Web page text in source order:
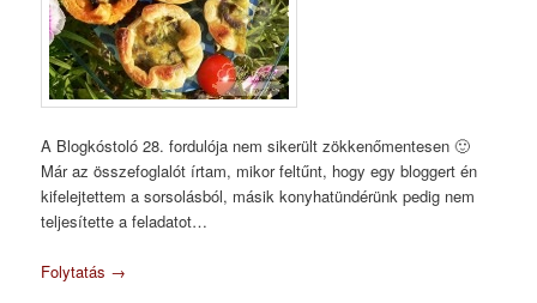
A Blogkóstoló 28. fordulója nem sikerült zökkenőmentesen 🙂
Már az összefoglalót írtam, mikor feltűnt, hogy egy bloggert én
kifelejtettem a sorsolásból, másik konyhatündérünk pedig nem
teljesítette a feladatot…
Folytatás →